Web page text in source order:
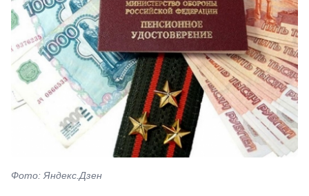
Фото: Яндекс.Дзен